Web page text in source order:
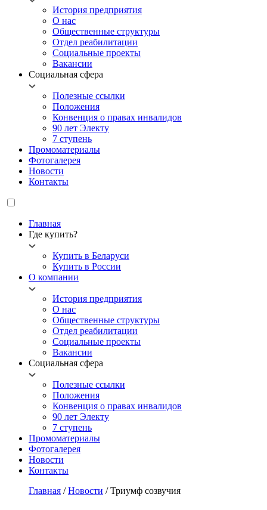
История предприятия
О нас
Общественные структуры
Отдел реабилитации
Социальные проекты
Вакансии
Социальная сфера
Полезные ссылки
Положения
Конвенция о правах инвалидов
90 лет Электу
7 ступень
Промоматериалы
Фотогалерея
Новости
Контакты
Главная
Где купить?
Купить в Беларуси
Купить в России
О компании
История предприятия
О нас
Общественные структуры
Отдел реабилитации
Социальные проекты
Вакансии
Социальная сфера
Полезные ссылки
Положения
Конвенция о правах инвалидов
90 лет Электу
7 ступень
Промоматериалы
Фотогалерея
Новости
Контакты
Главная /Новости /Триумф созвучия